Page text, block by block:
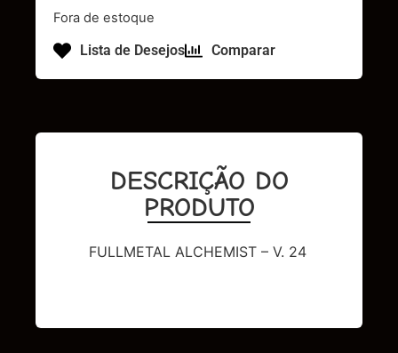
Fora de estoque
Lista de Desejos Comparar
DESCRIÇÃO DO
PRODUTO
FULLMETAL ALCHEMIST – V. 24